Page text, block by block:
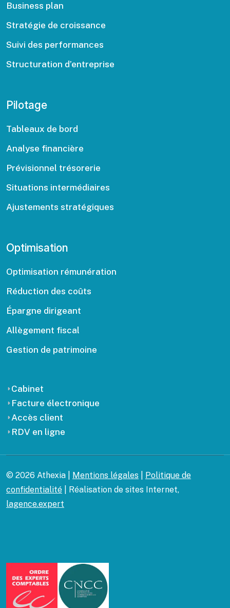
Business plan
Stratégie de croissance
Suivi des performances
Structuration d’entreprise
Pilotage
Tableaux de bord
Analyse financière
Prévisionnel trésorerie
Situations intermédiaires
Ajustements stratégiques
Optimisation
Optimisation rémunération
Réduction des coûts
Épargne dirigeant
Allègement fiscal
Gestion de patrimoine
Cabinet
Facture électronique
Accès client
RDV en ligne
© 2026 Athexia | Mentions légales
Politique de
confidentialité | Réalisation de sites Internet,
lagence.expert